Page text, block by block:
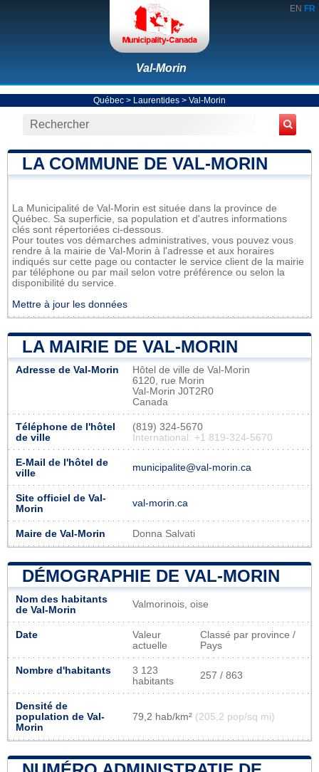
EN FR
Val-Morin
Québec > Laurentides > Val-Morin
LA COMMUNE DE VAL-MORIN
La Municipalité de Val-Morin est située dans la province de
Québec. Sa superficie, sa population et d'autres informations
clés sont répertoriées ci-dessous.
Pour toutes vos démarches administratives, vous pouvez vous
rendre à la mairie de Val-Morin à l'adresse et aux horaires
indiqués sur cette page ou contacter le service client de la mairie
par téléphone ou par mail selon votre préférence ou selon la
disponibilité du service.
Mettre à jour les données
LA MAIRIE DE VAL-MORIN
Adresse de Val-Morin
Hôtel de ville de Val-Morin
6120, rue Morin
Val-Morin J0T2R0
Canada
Téléphone de l'hôtel
de ville
(819) 324-5670
International: +1 819-324-5670
E-Mail de l'hôtel de
ville
municipalite@val-morin.ca
Site officiel de Val-
Morin
val-morin.ca
Maire de Val-Morin Donna Salvati
DÉMOGRAPHIE DE VAL-MORIN
Nom des habitants
de Val-Morin
Valmorinois, oise
Date
Valeur
actuelle
Classé par province /
Pays
Nombre d'habitants
3 123
habitants
257 / 863
Densité de
population de Val-
Morin
79,2 hab/km² (205,2 pop/sq mi)